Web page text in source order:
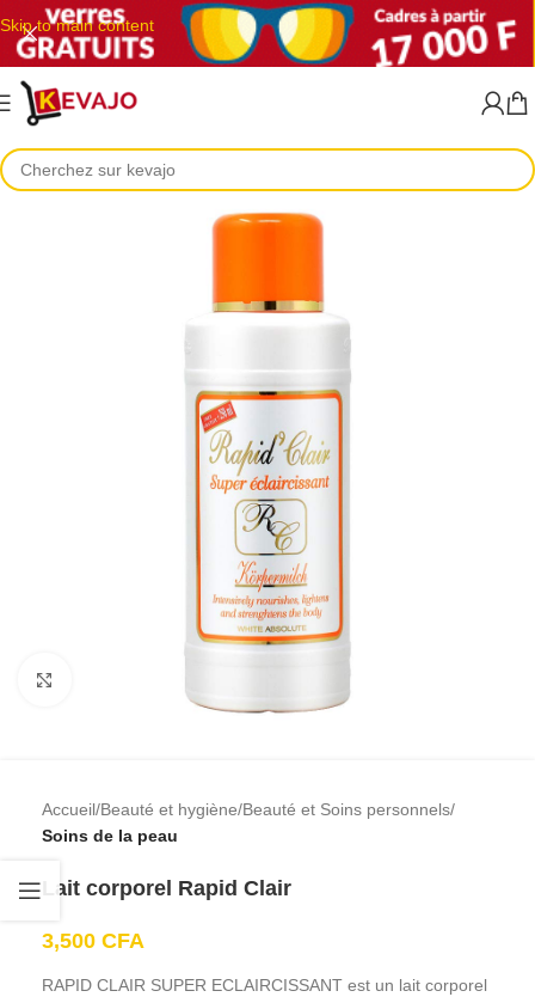
Skip to main content
Accueil Beauté et hygiène Beauté et Soins personnels
Soins de la peau
Lait corporel Rapid Clair
3,500 CFA
RAPID CLAIR SUPER ECLAIRCISSANT est un lait corporel